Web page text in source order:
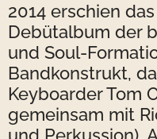
2014 erschien
Debütalbum der
und Soul-
Bandkonstrukt,
Keyboarder Tom
gemeinsam mit